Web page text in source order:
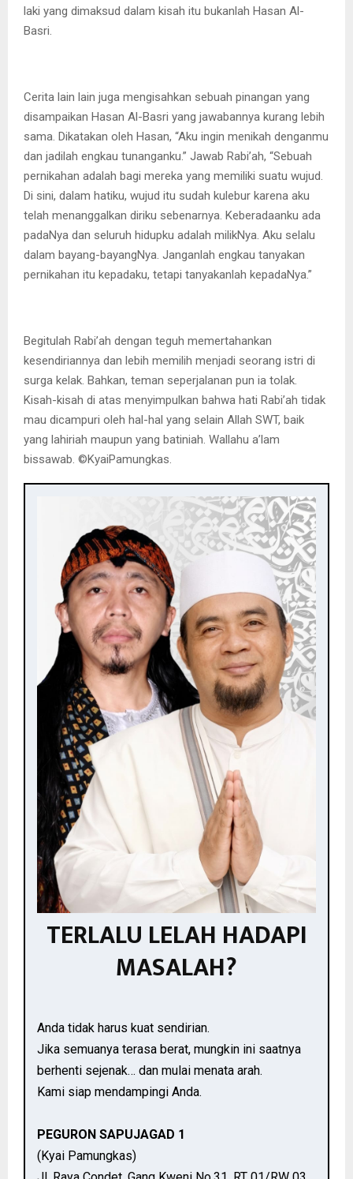
laki yang dimaksud dalam kisah itu bukanlah Hasan Al-
Basri.
Cerita lain lain juga mengisahkan sebuah pinangan yang
disampaikan Hasan Al-Basri yang jawabannya kurang lebih
sama. Dikatakan oleh Hasan, “Aku ingin menikah denganmu
dan jadilah engkau tunanganku.” Jawab Rabi’ah, “Sebuah
pernikahan adalah bagi mereka yang memiliki suatu wujud.
Di sini, dalam hatiku, wujud itu sudah kulebur karena aku
telah menanggalkan diriku sebenarnya. Keberadaanku ada
padaNya dan seluruh hidupku adalah milikNya. Aku selalu
dalam bayang-bayangNya. Janganlah engkau tanyakan
pernikahan itu kepadaku, tetapi tanyakanlah kepadaNya.”
Begitulah Rabi’ah dengan teguh memertahankan
kesendiriannya dan lebih memilih menjadi seorang istri di
surga kelak. Bahkan, teman seperjalanan pun ia tolak.
Kisah-kisah di atas menyimpulkan bahwa hati Rabi’ah tidak
mau dicampuri oleh hal-hal yang selain Allah SWT, baik
yang lahiriah maupun yang batiniah. Wallahu a’lam
bissawab. ©️KyaiPamungkas.
TERLALU LELAH HADAPI
MASALAH?
Anda tidak harus kuat sendirian.
Jika semuanya terasa berat, mungkin ini saatnya
berhenti sejenak… dan mulai menata arah.
Kami siap mendampingi Anda.
PEGURON SAPUJAGAD 1
(Kyai Pamungkas)